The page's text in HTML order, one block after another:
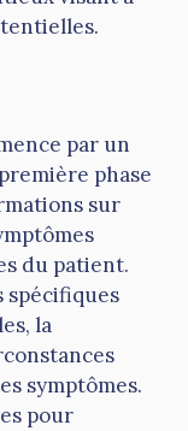
par un
phase
sur
du patient.
spécifiques
la
symptômes.
pour